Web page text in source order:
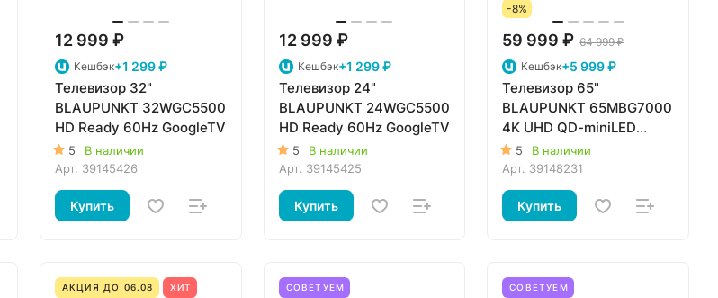
12 999 ₽
Кешбэк+1 299 ₽
Телевизор 32"
BLAUPUNKT 32WGC5500
HD Ready 60Hz GoogleTV
5
В наличии
Арт. 39145426
Купить
12 999 ₽
Кешбэк+1 299 ₽
Телевизор 24"
BLAUPUNKT 24WGC5500
HD Ready 60Hz GoogleTV
5
В наличии
Арт. 39145425
Купить
-8%
59 999 ₽ 64 999 ₽
Кешбэк+5 999 ₽
Телевизор 65"
BLAUPUNKT 65MBG7000
4K UHD QD-miniLED
HDR10+ 144Hz Dolby
Vision IQ GoogleTV
5
В наличии
Арт. 39148231
Купить
АКЦИЯ ДО 06.08 ХИТ СОВЕТУЕМ СОВЕТУЕМ